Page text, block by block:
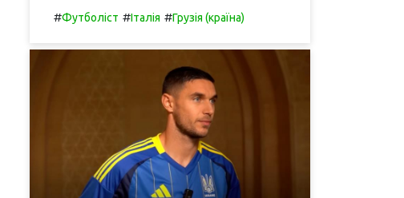
#Футболіст #Італія #Грузія (країна)